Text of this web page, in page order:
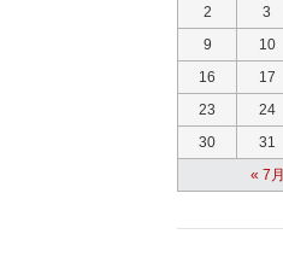
« 7月
2
3
9
10
16
17
23
24
30
31